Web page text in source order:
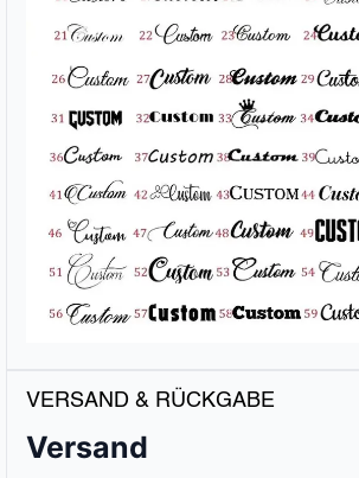
VERSAND & RÜCKGABE
Versand